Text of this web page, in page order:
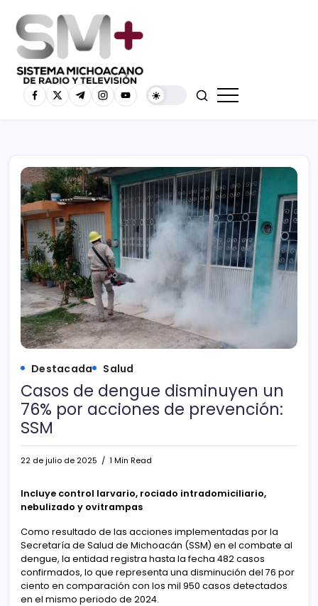
Destacada Salud
Casos de dengue disminuyen un
76% por acciones de prevención:
SSM
22 de julio de 2025 1 Min Read
Incluye control larvario, rociado intradomiciliario,
nebulizado y ovitrampas
Como resultado de las acciones implementadas por la
Secretaría de Salud de Michoacán (SSM) en el combate al
dengue, la entidad registra hasta la fecha 482 casos
confirmados, lo que representa una disminución del 76 por
ciento en comparación con los mil 950 casos detectados
en el mismo periodo de 2024.